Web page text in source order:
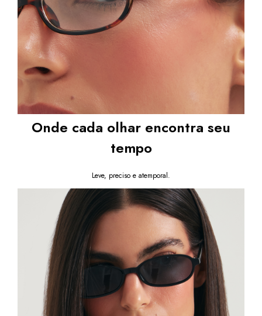
Onde cada olhar encontra seu
tempo
Leve, preciso e atemporal.